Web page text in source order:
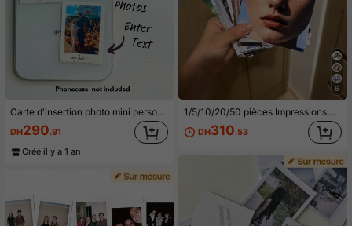
4.69 5K Suiveurs
Carte d'insertion photo mini personnalisée pour portefeuille, carte de portefeuille en métal personnalisable avec une seule photo, cadeau commémoratif de couple personnalisé, carte d'insertion de portefeuille gravée
DH290.91
Créé il y a 1 an
6
1/5/10/20/50 pièces Impressions photo personnalisées, convenant pour les anniversaires, mariages, Noël, fête des mères, Thanksgiving, papier photo de haute qualité
DH310.53